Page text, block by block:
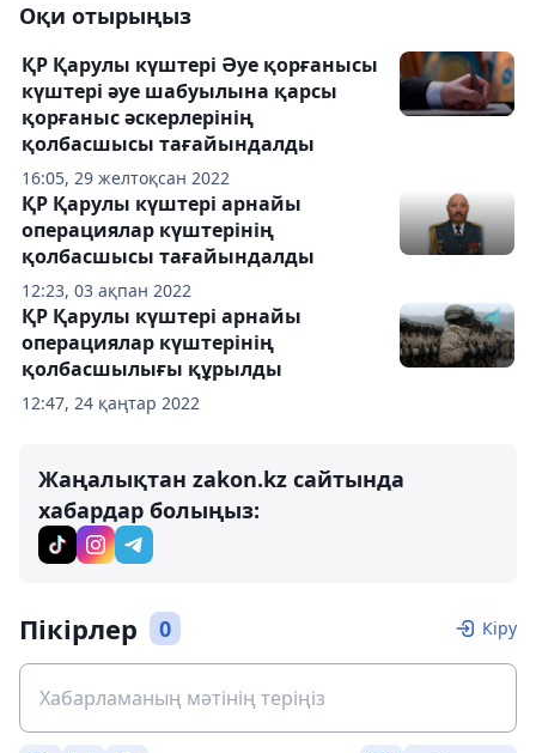
Оқи отырыңыз
16:05, 29 желтоқсан 2022
ҚР Қарулы күштері Әуе қорғанысы
күштері әуе шабуылына қарсы
қорғаныс әскерлерінің
қолбасшысы тағайындалды
12:23, 03 ақпан 2022
ҚР Қарулы күштері арнайы
операциялар күштерінің
қолбасшысы тағайындалды
12:47, 24 қаңтар 2022
ҚР Қарулы күштері арнайы
операциялар күштерінің
қолбасшылығы құрылды
Жаңалықтан zakon.kz сайтында
хабардар болыңыз:
Пікірлер 0 Кіру